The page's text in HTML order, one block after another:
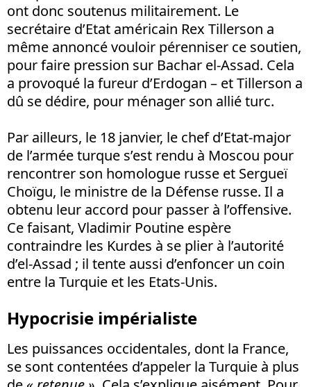
ont donc soutenus militairement. Le
secrétaire d’Etat américain Rex Tillerson a
même annoncé vouloir pérenniser ce soutien,
pour faire pression sur Bachar el-Assad. Cela
a provoqué la fureur d’Erdogan – et Tillerson a
dû se dédire, pour ménager son allié turc.
Par ailleurs, le 18 janvier, le chef d’Etat-major
de l’armée turque s’est rendu à Moscou pour
rencontrer son homologue russe et Sergueï
Choïgu, le ministre de la Défense russe. Il a
obtenu leur accord pour passer à l’offensive.
Ce faisant, Vladimir Poutine espère
contraindre les Kurdes à se plier à l’autorité
d’el-Assad ; il tente aussi d’enfoncer un coin
entre la Turquie et les Etats-Unis.
Hypocrisie impérialiste
Les puissances occidentales, dont la France,
se sont contentées d’appeler la Turquie à plus